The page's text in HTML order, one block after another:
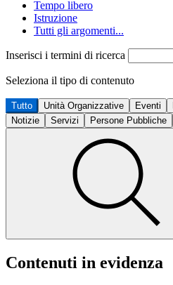
Tempo libero
Istruzione
Tutti gli argomenti...
Inserisci i termini di ricerca
Seleziona il tipo di contenuto
Tutto Unità Organizzative Eventi
Notizie
Servizi Persone Pubbliche
Contenuti in evidenza